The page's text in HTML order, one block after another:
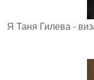
Я Таня Гилева -